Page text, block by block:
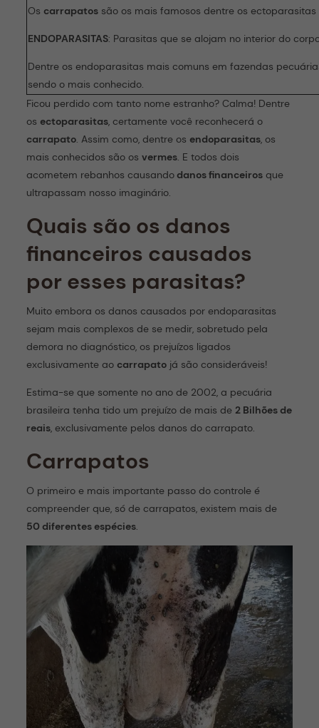
Os carrapatos são os mais famosos dentre os
ENDOPARASITAS: Parasitas que se alojam no interior do
Dentre os endoparasitas mais comuns em fazendas
sendo o mais conhecido.
Ficou perdido com tanto nome estranho? Calma! Dentre
os ectoparasitas, certamente você reconhecerá o
carrapato. Assim como, dentre os endoparasitas, os
mais conhecidos são osvermes. E todos dois
acometem rebanhos causando danos financeiros que
ultrapassam nosso imaginário.
Quais são os danos
financeiros causados
por esses parasitas?
Muito embora os danos causados por endoparasitas
sejam mais complexos de se medir, sobretudo pela
demora no diagnóstico, os prejuízos ligados
exclusivamente ao carrapato já são consideráveis!
Estima-se que somente no ano de 2002, a pecuária
brasileira tenha tido um prejuízo de mais de 2 Bilhões de
reais, exclusivamente pelos danos do carrapato.
Carrapatos
O primeiro e mais importante passo do controle é
compreender que, só de carrapatos, existem mais de
50 diferentes espécies.